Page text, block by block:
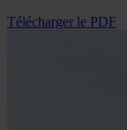
Télécharger le PDF